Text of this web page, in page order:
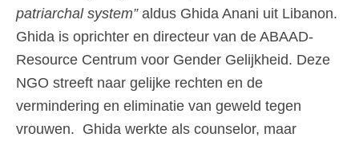
patriarchal system” aldus Ghida Anani uit Libanon.
Ghida is oprichter en directeur van de ABAAD-
Resource Centrum voor Gender Gelijkheid. Deze
NGO streeft naar gelijke rechten en de
vermindering en eliminatie van geweld tegen
vrouwen. Ghida werkte als counselor, maar